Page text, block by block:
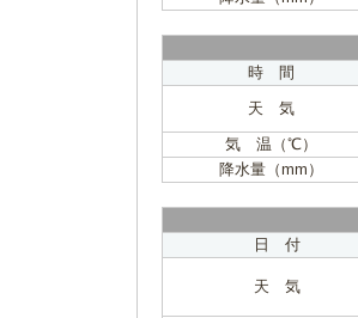
時 間
天 気
気 温（℃）
降水量（mm）
日 付
天 気